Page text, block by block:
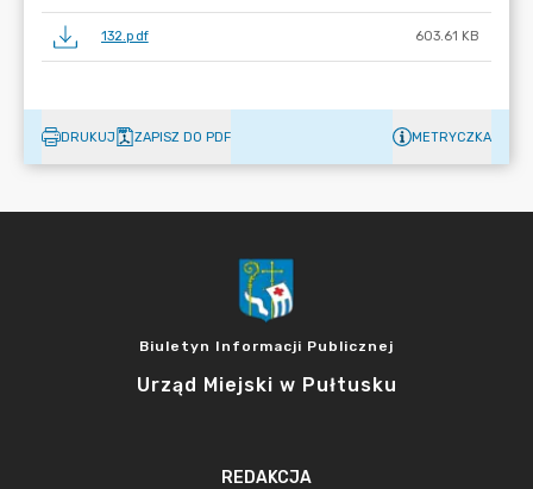
132.pdf 603.61 KB
DRUKUJ ZAPISZ DO PDF METRYCZKA
Biuletyn Informacji Publicznej
Urząd Miejski w Pułtusku
REDAKCJA